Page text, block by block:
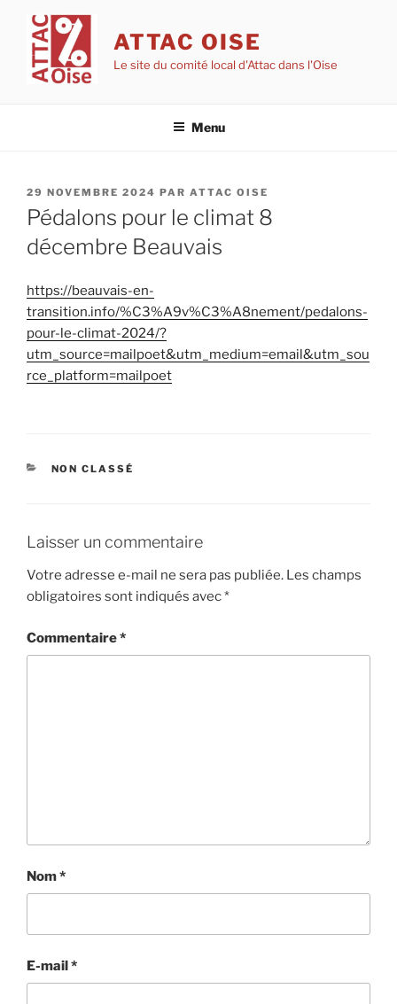
contenu
principal
ATTAC OISE
Le site du comité local d'Attac dans l'Oise
Menu
PUBLIÉ
LE
29 NOVEMBRE 2024 PAR ATTAC OISE
Pédalons pour le climat 8
décembre Beauvais
https://beauvais-en-
transition.info/%C3%A9v%C3%A8nement/pedalons-
pour-le-climat-2024/?
utm_source=mailpoet&utm_medium=email&utm_sou
rce_platform=mailpoet
CATÉGORIES
NON CLASSÉ
Laisser un commentaire
Votre adresse e-mail ne sera pas publiée. Les champs
obligatoires sont indiqués avec*
Commentaire*
Nom*
E-mail*